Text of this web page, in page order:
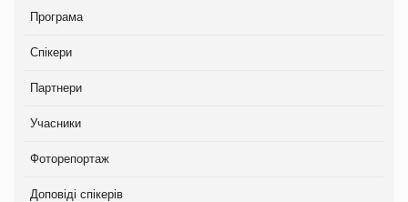
Програма
Спікери
Партнери
Учасники
Фоторепортаж
Доповіді спікерів